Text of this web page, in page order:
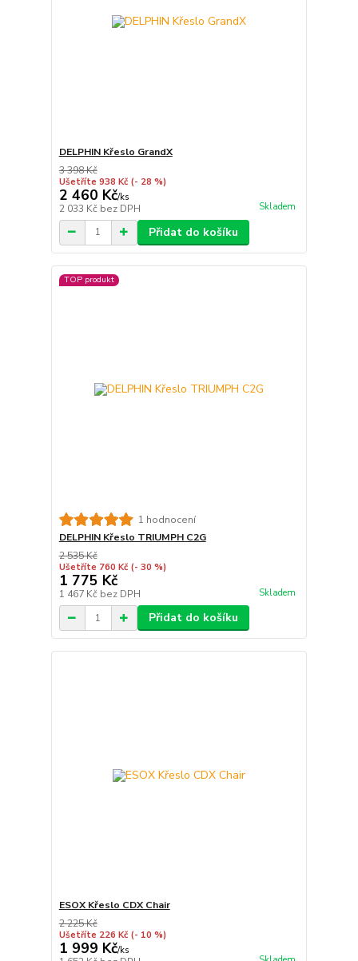
DELPHIN Křeslo GrandX
3 398 Kč
Ušetříte 938 Kč (- 28 %)
2 460 Kč/ks
2 033 Kč bez DPH Skladem
Přidat do košíku
TOP produkt
1 hodnocení
DELPHIN Křeslo TRIUMPH C2G
2 535 Kč
Ušetříte 760 Kč (- 30 %)
1 775 Kč
1 467 Kč bez DPH Skladem
Přidat do košíku
ESOX Křeslo CDX Chair
2 225 Kč
Ušetříte 226 Kč (- 10 %)
1 999 Kč/ks